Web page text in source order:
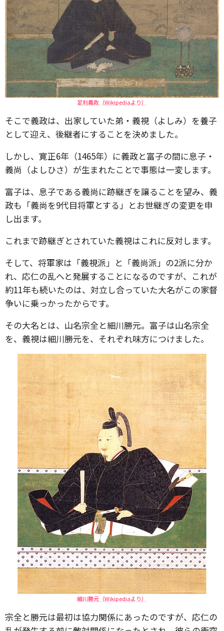
足利義政（Wikipediaより）
そこで義政は、出家していた弟・義視（よしみ）を養子
として迎え、後継者にすることを決めました。
しかし、寛正6年（1465年）に義政と富子の間に息子・
義尚（よしひさ）が生まれたことで事態は一変します。
富子は、息子である義尚に跡継ぎを譲ることを望み、義
政も「義尚を9代目将軍とする」とお世継ぎの変更を申
し出ます。
これまで跡継ぎとされていた義視はこれに反対します。
そして、将軍家は「義視派」と「義尚派」の2派に分か
れ、応仁の乱へと発展することになるのですが、これが
約11年も続いたのは、対立し合っていた大名がこの家督
争いに乗っかったからです。
その大名とは、山名宗全と細川勝元。富子は山名宗全
を、義視は細川勝元を、それぞれ味方につけました。
細川勝元（Wikipediaより）
宗全と勝元は最初は協力関係にあったのですが、応仁の